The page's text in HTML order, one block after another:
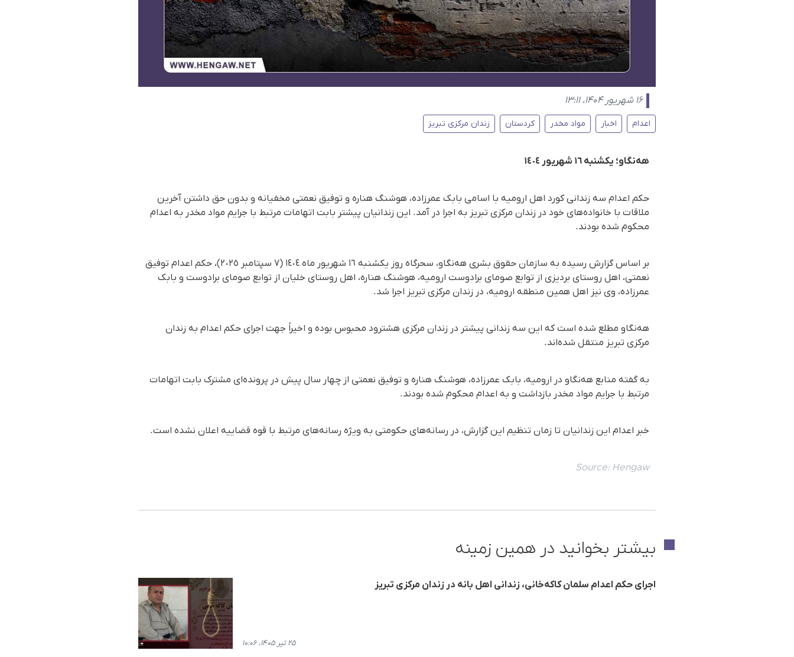
۱۶ شهریور ۱۴۰۴، ۱۳:۱۱
اعدام اخبار مواد مخدر کردستان زندان مرکزی تبریز
هه‌نگاو؛ یکشنبه ١٦ شهریور ١٤٠٤
حکم اعدام سه زندانی کورد اهل ارومیه با اسامی بابک عمرزاده، هوشنگ هناره و توفیق نعمتی مخفیانه و بدون حق داشتن آخرین
ملاقات با خانواده‌های خود در زندان مرکزی تبریز به اجرا در آمد. این زندانیان پیشتر بابت اتهامات مرتبط با جرایم مواد مخدر به اعدام
محکوم شده بودند.
بر اساس گزارش رسیده به سازمان حقوق بشری هه‌نگاو، سحرگاه روز یکشنبه ١٦ شهریور ماه ١٤٠٤ (٧ سپتامبر ٢٠٢٥)، حکم اعدام توفیق
نعمتی، اهل روستای بردیزی از توابع صومای برادوست ارومیه، هوشنگ هناره، اهل روستای خلیان از توابع صومای برادوست و بابک
عمرزاده، وی نیز اهل همین منطقه ارومیه، در زندان مرکزی تبریز اجرا شد.
هه‌نگاو مطلع شده است که این سه زندانی پیشتر در زندان مرکزی هشترود محبوس بوده و اخیراً جهت اجرای حکم اعدام به زندان
مرکزی تبریز منتقل شده‌اند.
به گفته منابع هه‌نگاو در ارومیه، بابک عمرزاده، هوشنگ هناره و توفیق نعمتی از چهار سال پیش در پرونده‌ای مشترک بابت اتهامات
مرتبط با جرایم مواد مخدر بازداشت و به اعدام محکوم شده بودند.
خبر اعدام این زندانیان تا زمان تنظیم این گزارش، در رسانه‌های حکومتی به ویژه رسانه‌های مرتبط با قوه قضاییه اعلان نشده است.
Source: Hengaw
بیشتر بخوانید در همین زمینه
اجرای حکم اعدام سلمان کاکه‌خانی، زندانی اهل بانه در زندان مرکزی تبریز
۲۵ تیر ۱۴۰۵، ۱۰:۰۶